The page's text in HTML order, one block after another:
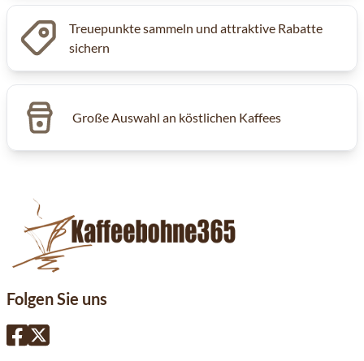
Treuepunkte sammeln und attraktive Rabatte
sichern
Große Auswahl an köstlichen Kaffees
Folgen Sie uns